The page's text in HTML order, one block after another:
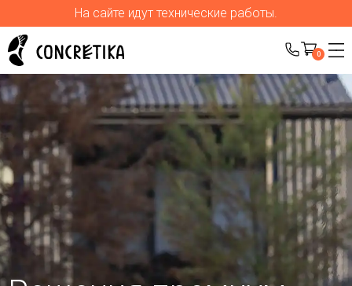
На сайте идут технические работы.
0